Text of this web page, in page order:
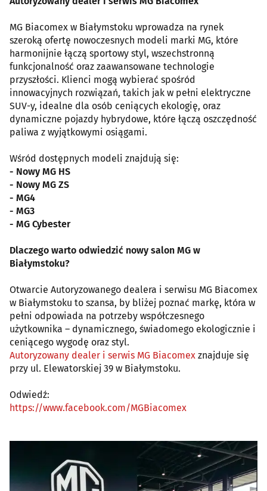
MG Biacomex w Białymstoku wprowadza na rynek
szeroką ofertę nowoczesnych modeli marki MG, które
harmonijnie łączą sportowy styl, wszechstronną
funkcjonalność oraz zaawansowane technologie
przyszłości. Klienci mogą wybierać spośród
innowacyjnych rozwiązań, takich jak w pełni elektryczne
SUV-y, idealne dla osób ceniących ekologię, oraz
dynamiczne pojazdy hybrydowe, które łączą oszczędność
paliwa z wyjątkowymi osiągami.
Wśród dostępnych modeli znajdują się:
- Nowy MG HS
- Nowy MG ZS
- MG4
- MG3
- MG Cybester
Dlaczego warto odwiedzić nowy salon MG w
Białymstoku?
Otwarcie Autoryzowanego dealera i serwisu MG Biacomex
w Białymstoku to szansa, by bliżej poznać markę, która w
pełni odpowiada na potrzeby współczesnego
użytkownika – dynamicznego, świadomego ekologicznie i
ceniącego wygodę oraz styl.
Autoryzowany dealer i serwis MG Biacomex znajduje się
przy ul. Elewatorskiej 39 w Białymstoku.
Odwiedź:
https://www.facebook.com/MGBiacomex